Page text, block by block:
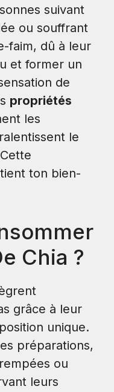
suivant
ou souffrant
faim, dû à leur
et former un
de
propriétés
les
le
ton bien-
Chia ?
grâce à leur
unique.
préparations,
ou
leurs